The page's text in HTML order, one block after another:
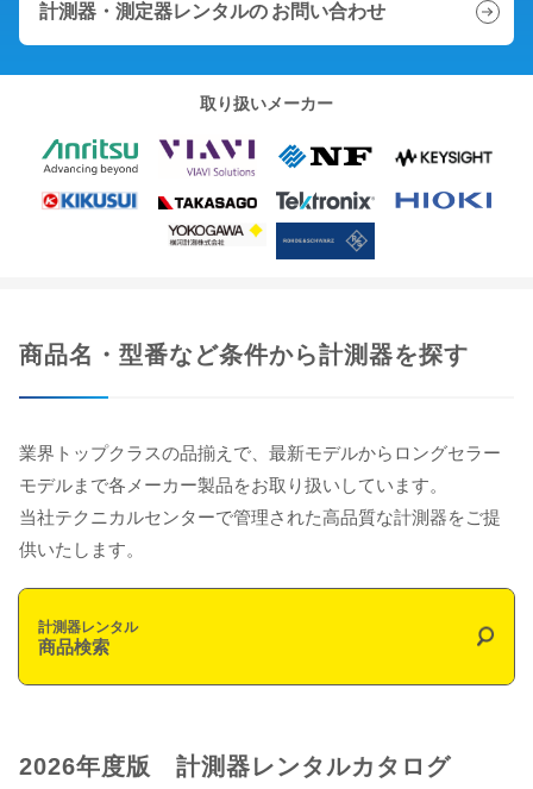
計測器・測定器レンタルの お問い合わせ
取り扱いメーカー
商品名・型番など条件から計測器を探す
業界トップクラスの品揃えで、最新モデルからロングセラー
モデルまで各メーカー製品をお取り扱いしています。
当社テクニカルセンターで管理された高品質な計測器をご提
供いたします。
計測器レンタル
商品検索
2026年度版 計測器レンタルカタログ